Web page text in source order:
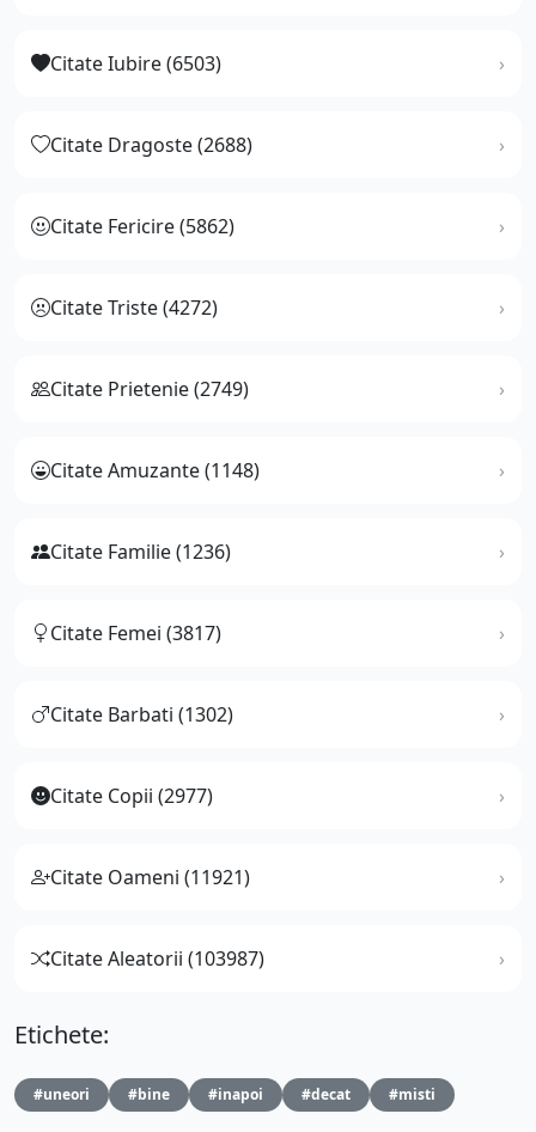
Citate Iubire (6503)
Citate Dragoste (2688)
Citate Fericire (5862)
Citate Triste (4272)
Citate Prietenie (2749)
Citate Amuzante (1148)
Citate Familie (1236)
Citate Femei (3817)
Citate Barbati (1302)
Citate Copii (2977)
Citate Oameni (11921)
Citate Aleatorii (103987)
Etichete:
#uneori #bine #inapoi #decat #misti